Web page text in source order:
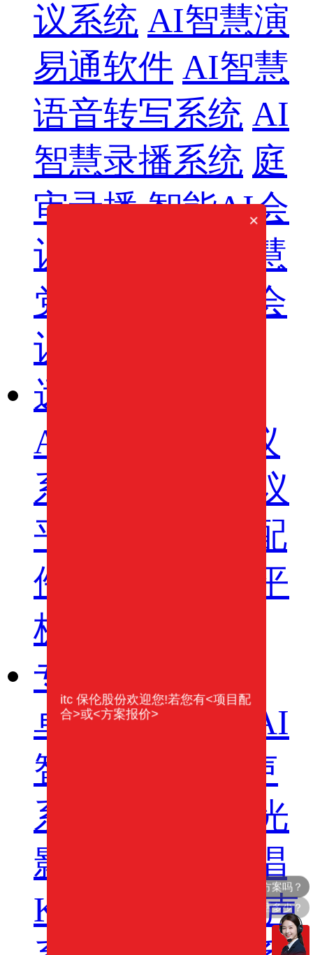
议系统 AI智慧演
易通软件 AI智慧
语音转写系统 AI
智慧录播系统 庭
审录播 智能AI会
议纪要系列
智慧
党建系列
讯笛会
议系列
远程视频会议
AI智慧视频会议
系统
AI智慧会议
平板
视频会议配
件
AI智慧会议平
板itchub
专业扩声系列
卓越演出系列
AI
智慧沉浸式扩声
系统
AI智慧声光
影系统
轻松悦唱
KT系列
专业扩声
你们电话多少？
×
itc 保伦股份欢迎您!若您有<项目配
合>或<方案报价>